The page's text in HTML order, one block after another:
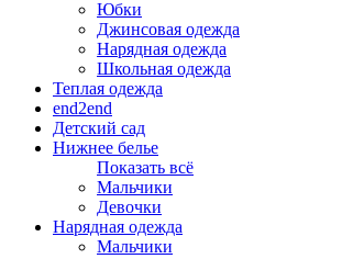
Юбки
Джинсовая одежда
Нарядная одежда
Школьная одежда
Теплая одежда
end2end
Детский сад
Нижнее белье
Показать всё
Мальчики
Девочки
Нарядная одежда
Мальчики